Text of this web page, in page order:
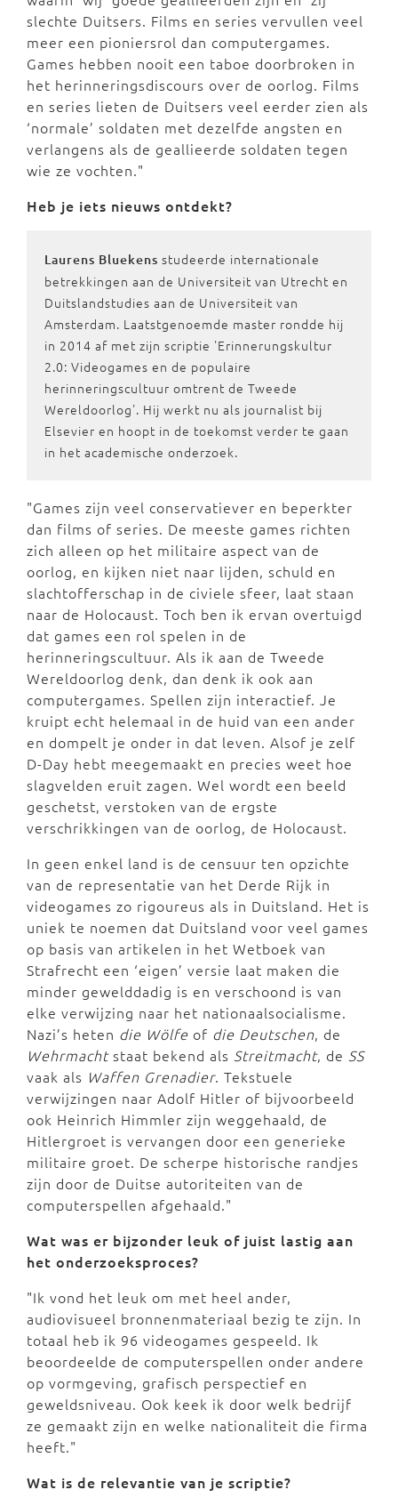
slechte Duitsers. Films en series vervullen veel
meer een pioniersrol dan computergames.
Games hebben nooit een taboe doorbroken in
het herinneringsdiscours over de oorlog. Films
en series lieten de Duitsers veel eerder zien als
‘normale’ soldaten met dezelfde angsten en
verlangens als de geallieerde soldaten tegen
wie ze vochten."
Heb je iets nieuws ontdekt?
Laurens Bluekens studeerde internationale
betrekkingen aan de Universiteit van Utrecht en
Duitslandstudies aan de Universiteit van
Amsterdam. Laatstgenoemde master rondde hij
in 2014 af met zijn scriptie 'Erinnerungskultur
2.0: Videogames en de populaire
herinneringscultuur omtrent de Tweede
Wereldoorlog'. Hij werkt nu als journalist bij
Elsevier en hoopt in de toekomst verder te gaan
in het academische onderzoek.
"Games zijn veel conservatiever en beperkter
dan films of series. De meeste games richten
zich alleen op het militaire aspect van de
oorlog, en kijken niet naar lijden, schuld en
slachtofferschap in de civiele sfeer, laat staan
naar de Holocaust. Toch ben ik ervan overtuigd
dat games een rol spelen in de
herinneringscultuur. Als ik aan de Tweede
Wereldoorlog denk, dan denk ik ook aan
computergames. Spellen zijn interactief. Je
kruipt echt helemaal in de huid van een ander
en dompelt je onder in dat leven. Alsof je zelf
D-Day hebt meegemaakt en precies weet hoe
slagvelden eruit zagen. Wel wordt een beeld
geschetst, verstoken van de ergste
verschrikkingen van de oorlog, de Holocaust.
In geen enkel land is de censuur ten opzichte
van de representatie van het Derde Rijk in
videogames zo rigoureus als in Duitsland. Het is
uniek te noemen dat Duitsland voor veel games
op basis van artikelen in het Wetboek van
Strafrecht een ‘eigen’ versie laat maken die
minder gewelddadig is en verschoond is van
elke verwijzing naar het nationaalsocialisme.
Nazi’s heten die Wölfe of die Deutschen, de
Wehrmachtstaat bekend als Streitmacht, de SS
vaak als Waffen Grenadier. Tekstuele
verwijzingen naar Adolf Hitler of bijvoorbeeld
ook Heinrich Himmler zijn weggehaald, de
Hitlergroet is vervangen door een generieke
militaire groet. De scherpe historische randjes
zijn door de Duitse autoriteiten van de
computerspellen afgehaald."
Wat was er bijzonder leuk of juist lastig aan
het onderzoeksproces?
"Ik vond het leuk om met heel ander,
audiovisueel bronnenmateriaal bezig te zijn. In
totaal heb ik 96 videogames gespeeld. Ik
beoordeelde de computerspellen onder andere
op vormgeving, grafisch perspectief en
geweldsniveau. Ook keek ik door welk bedrijf
ze gemaakt zijn en welke nationaliteit die firma
heeft."
Wat is de relevantie van je scriptie?